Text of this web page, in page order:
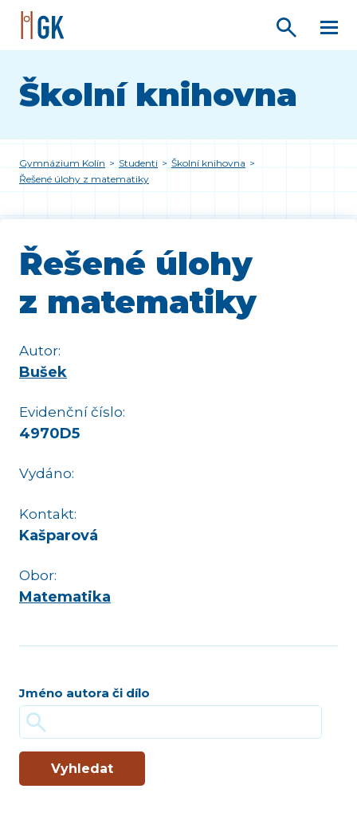
Školní knihovna
Gymnázium Kolín > Studenti > Školní knihovna >
Řešené úlohy z matematiky
Řešené úlohy
z matematiky
Autor:
Bušek
Evidenční číslo:
4970D5
Vydáno:
Kontakt:
Kašparová
Obor:
Matematika
Jméno autora či dílo
Vyhledat